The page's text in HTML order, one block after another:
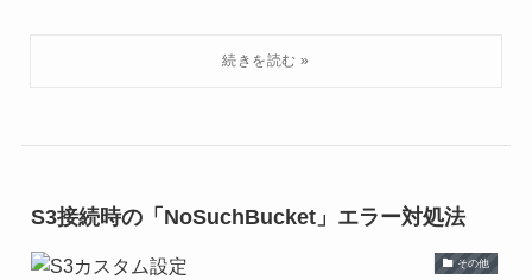
S3接続時の「NoSuchBucket」エラー対処法
その他